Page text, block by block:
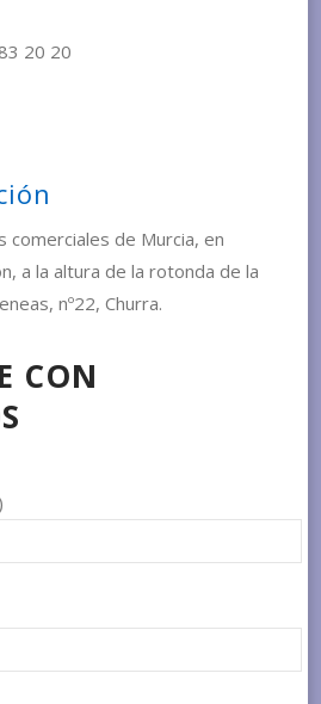
20 20
comerciales de Murcia, en
a la altura de la rotonda de la
nº22, Churra.
CON